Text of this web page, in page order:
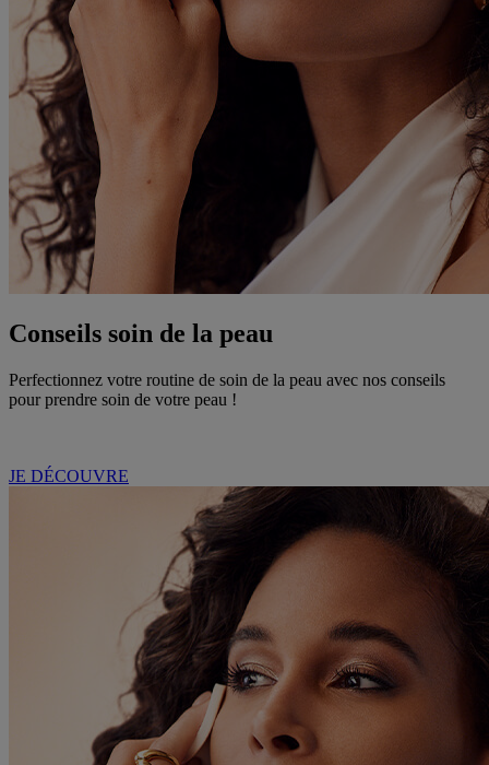
Conseils soin de la peau
Perfectionnez votre routine de soin de la peau avec nos conseils
pour prendre soin de votre peau !
JE DÉCOUVRE